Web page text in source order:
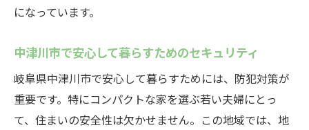
になっています。
中津川市で安心して暮らすためのセキュリティ
岐阜県中津川市で安心して暮らすためには、防犯対策が
重要です。特にコンパクトな家を選ぶ若い夫婦にとっ
て、住まいの安全性は欠かせません。この地域では、地